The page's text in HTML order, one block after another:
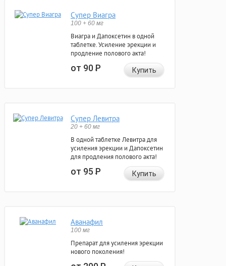
Супер Виагра
100 + 60 мг
Виагра и Дапоксетин в одной
таблетке. Усиление эрекции и
продление полового акта!
от 90Р Купить
Супер Левитра
20 + 60 мг
В одной таблетке Левитра для
усиления эрекции и Дапоксетин
для продления полового акта!
от 95Р Купить
Аванафил
100 мг
Препарат для усиления эрекции
нового поколения!